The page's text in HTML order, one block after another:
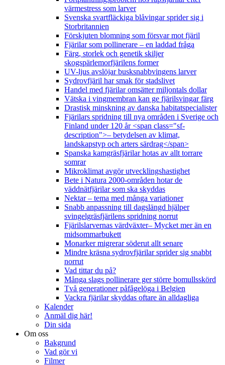
värmestress som larver
Svenska svartfläckiga blåvingar sprider sig i
Storbritannien
Förskjuten blomning som försvar mot fjäril
Fjärilar som pollinerare – en laddad fråga
Färg, storlek och genetik skiljer
skogspärlemorfjärilens former
UV-ljus avslöjar busksnabbvingens larver
Sydrovfjäril har smak för stadslivet
Handel med fjärilar omsätter miljontals dollar
Vätska i vingmembran kan ge fjärilsvingar färg
Drastisk minskning av danska habitatspecialister
Fjärilars spridning till nya områden i Sverige och
Finland under 120 år <span class="sf-
description">– betydelsen av klimat,
landskapstyp och arters särdrag</span>
Spanska kamgräsfjärilar hotas av allt torrare
somrar
Mikroklimat avgör utvecklingshastighet
Bete i Natura 2000-områden hotar de
väddnätfjärilar som ska skyddas
Nektar – tema med många variationer
Snabb anpassning till dagslängd hjälper
svingelgräsfjärilens spridning norrut
Fjärilslarvernas värdväxter– Mycket mer än en
midsommarbukett
Monarker migrerar söderut allt senare
Mindre kräsna sydrovfjärilar sprider sig snabbt
norrut
Vad tittar du på?
Många slags pollinerare ger större bomullsskörd
Två generationer påfågelöga i Belgien
Vackra fjärilar skyddas oftare än alldagliga
Kalender
Anmäl dig här!
Din sida
Om oss
Bakgrund
Vad gör vi
Filmer